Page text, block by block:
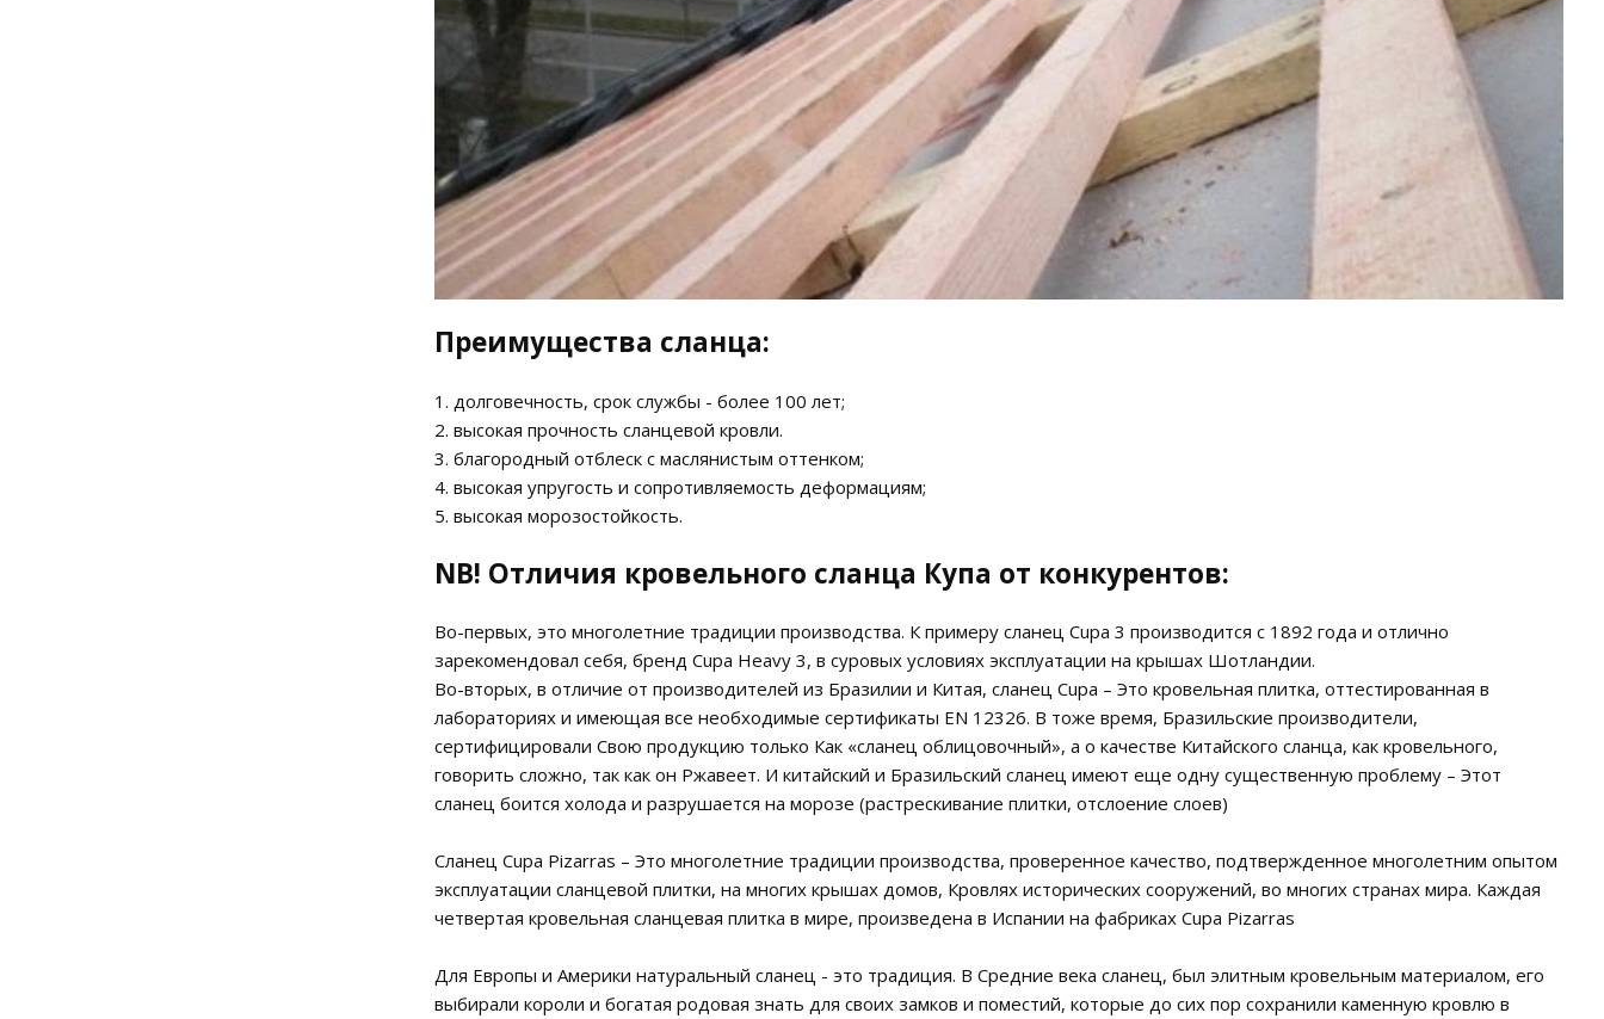
Преимущества сланца:
1. долговечность, срок службы - более 100 лет;
2. высокая прочность сланцевой кровли.
3. благородный отблеск с маслянистым оттенком;
4. высокая упругость и сопротивляемость деформациям;
5. высокая морозостойкость.
NB! Отличия кровельного сланца Купа от конкурентов:
Во-первых, это многолетние традиции производства. К примеру сланец Cupa 3 производится с 1892 года и отлично
зарекомендовал себя, бренд Cupa Heavy 3, в суровых условиях эксплуатации на крышах Шотландии.
Во-вторых, в отличие от производителей из Бразилии и Китая, сланец Cupa – Это кровельная плитка, оттестированная в
лабораториях и имеющая все необходимые сертификаты EN 12326. В тоже время, Бразильские производители,
сертифицировали Свою продукцию только Как «сланец облицовочный», а о качестве Китайского сланца, как кровельного,
говорить сложно, так как он Ржавеет. И китайский и Бразильский сланец имеют еще одну существенную проблему – Этот
сланец боится холода и разрушается на морозе (растрескивание плитки, отслоение слоев)
Сланец Cupa Pizarras – Это многолетние традиции производства, проверенное качество, подтвержденное многолетним опытом
эксплуатации сланцевой плитки, на многих крышах домов, Кровлях исторических сооружений, во многих странах мира. Каждая
четвертая кровельная сланцевая плитка в мире, произведена в Испании на фабриках Cupa Pizarras
Для Европы и Америки натуральный сланец - это традиция. В Средние века сланец, был элитным кровельным материалом, его
выбирали короли и богатая родовая знать для своих замков и поместий, которые до сих пор сохранили каменную кровлю в